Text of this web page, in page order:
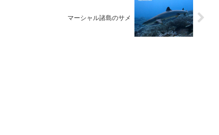
マーシャル諸島のサメ